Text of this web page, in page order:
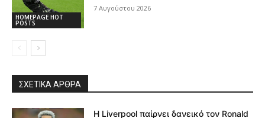
HOMEPAGE HOT
POSTS
7 Αυγούστου 2026
ΣΧΕΤΙΚΆ ΆΡΘΡΑ
Η Liverpool παίρνει δανεικό τον Ronald